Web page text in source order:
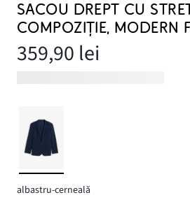
SACOU DREPT CU
COMPOZIȚIE, MODERN
359,90 lei
albastru-cerneală